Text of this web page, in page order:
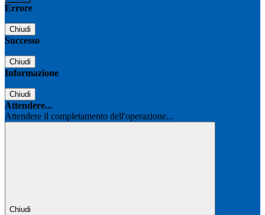
Errore
Chiudi
Successo
Chiudi
Informazione
Chiudi
Attendere...
Attendere il completamento dell'operazione...
Chiudi